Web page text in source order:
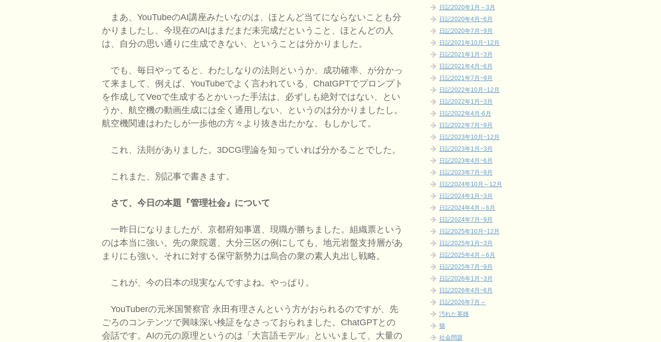
まあ、YouTubeのAI講座みたいなのは、ほとんど当てにならないことも分
かりましたし、今現在のAIはまだまだ未完成だということ、ほとんどの人
は、自分の思い通りに生成できない、ということは分かりました。
でも、毎日やってると、わたしなりの法則というか、成功確率、が分かっ
て来まして、例えば、YouTubeでよく言われている、ChatGPTでプロンプト
を作成してVeoで生成するとかいった手法は、必ずしも絶対ではない、とい
うか、航空機の動画生成には全く通用しない、というのは分かりましたし。
航空機関連はわたしが一歩他の方々より抜き出たかな。もしかして。
これ、法則がありました。3DCG理論を知っていれば分かることでした。
これまた、別記事で書きます。
さて、今日の本題『管理社会』について
一昨日になりましたが、京都府知事選、現職が勝ちました。組織票という
のは本当に強い。先の衆院選、大分三区の例にしても、地元岩盤支持層があ
まりにも強い。それに対する保守新勢力は烏合の衆の素人丸出し戦略。
これが、今の日本の現実なんですよね。やっぱり。
YouTuberの元米国警察官 永田有理さんという方がおられるのですが、先
ごろのコンテンツで興味深い検証をなさっておられました。ChatGPTとの
会話です。AIの元の原理というのは「大言語モデル」といいまして、大量の
日記2020年1月～3月
日記2020年4月~6月
日記2020年7月~9月
日記2021年10月~12月
日記2021年1月~3月
日記2021年4月~6月
日記2021年7月~9月
日記2022年10月~12月
日記2022年1月~3月
日記2022年4月-6月
日記2022年7月~9月
日記2023年10月~12月
日記2023年1月~3月
日記2023年4月~6月
日記2023年7月~9月
日記2024年10月～12月
日記2024年1月~3月
日記2024年4月～6月
日記2024年7月~9月
日記2025年10月~12月
日記2025年1月~3月
日記2025年4月～6月
日記2025年7月~9月
日記2026年1月~3月
日記2026年4月~6月
日記2026年7月～
汚れた英雄
猫
社会問題